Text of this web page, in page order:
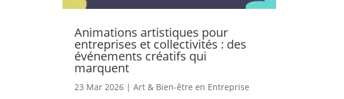
Animations artistiques pour
entreprises et collectivités : des
événements créatifs qui
marquent
23 Mar 2026| Art & Bien-être en Entreprise